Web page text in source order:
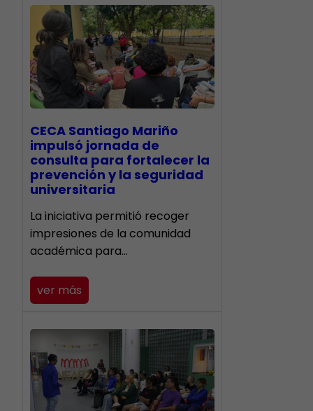
CECA Santiago Mariño
impulsó jornada de
consulta para fortalecer la
prevención y la seguridad
universitaria
La iniciativa permitió recoger
impresiones de la comunidad
académica para…
ver más